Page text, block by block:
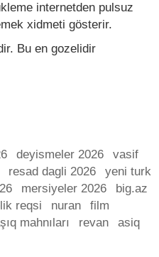
internetden pulsuz
xidmeti gösterir.
Bu en gozelidir
deyismeler 2026
vasif
resad dagli 2026
yeni turk
mersiyeler 2026
big.az
reqsi nuran
film
mahnıları revan
asiq